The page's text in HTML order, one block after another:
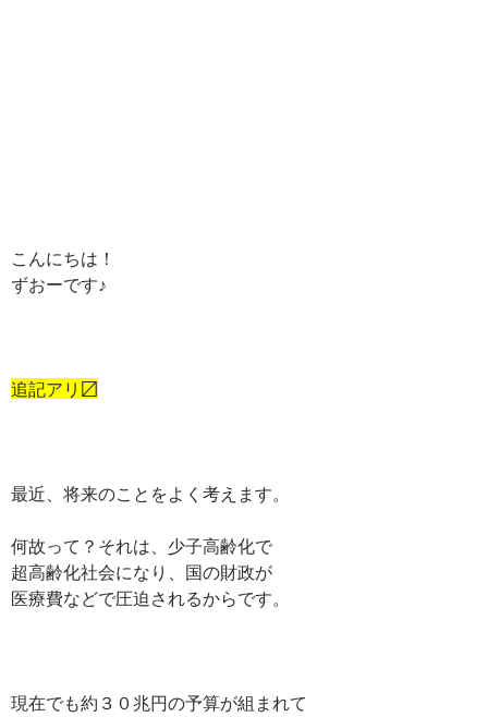
こんにちは！
ずおーです♪
追記アリ〼
最近、将来のことをよく考えます。
何故って？それは、少子高齢化で
超高齢化社会になり、国の財政が
医療費などで圧迫されるからです。
現在でも約３０兆円の予算が組まれて